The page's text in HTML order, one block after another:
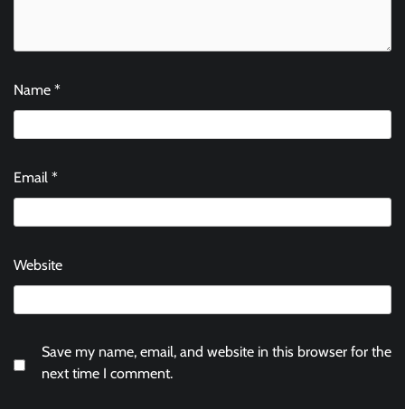
Name *
Email *
Website
Save my name, email, and website in this browser for the
next time I comment.